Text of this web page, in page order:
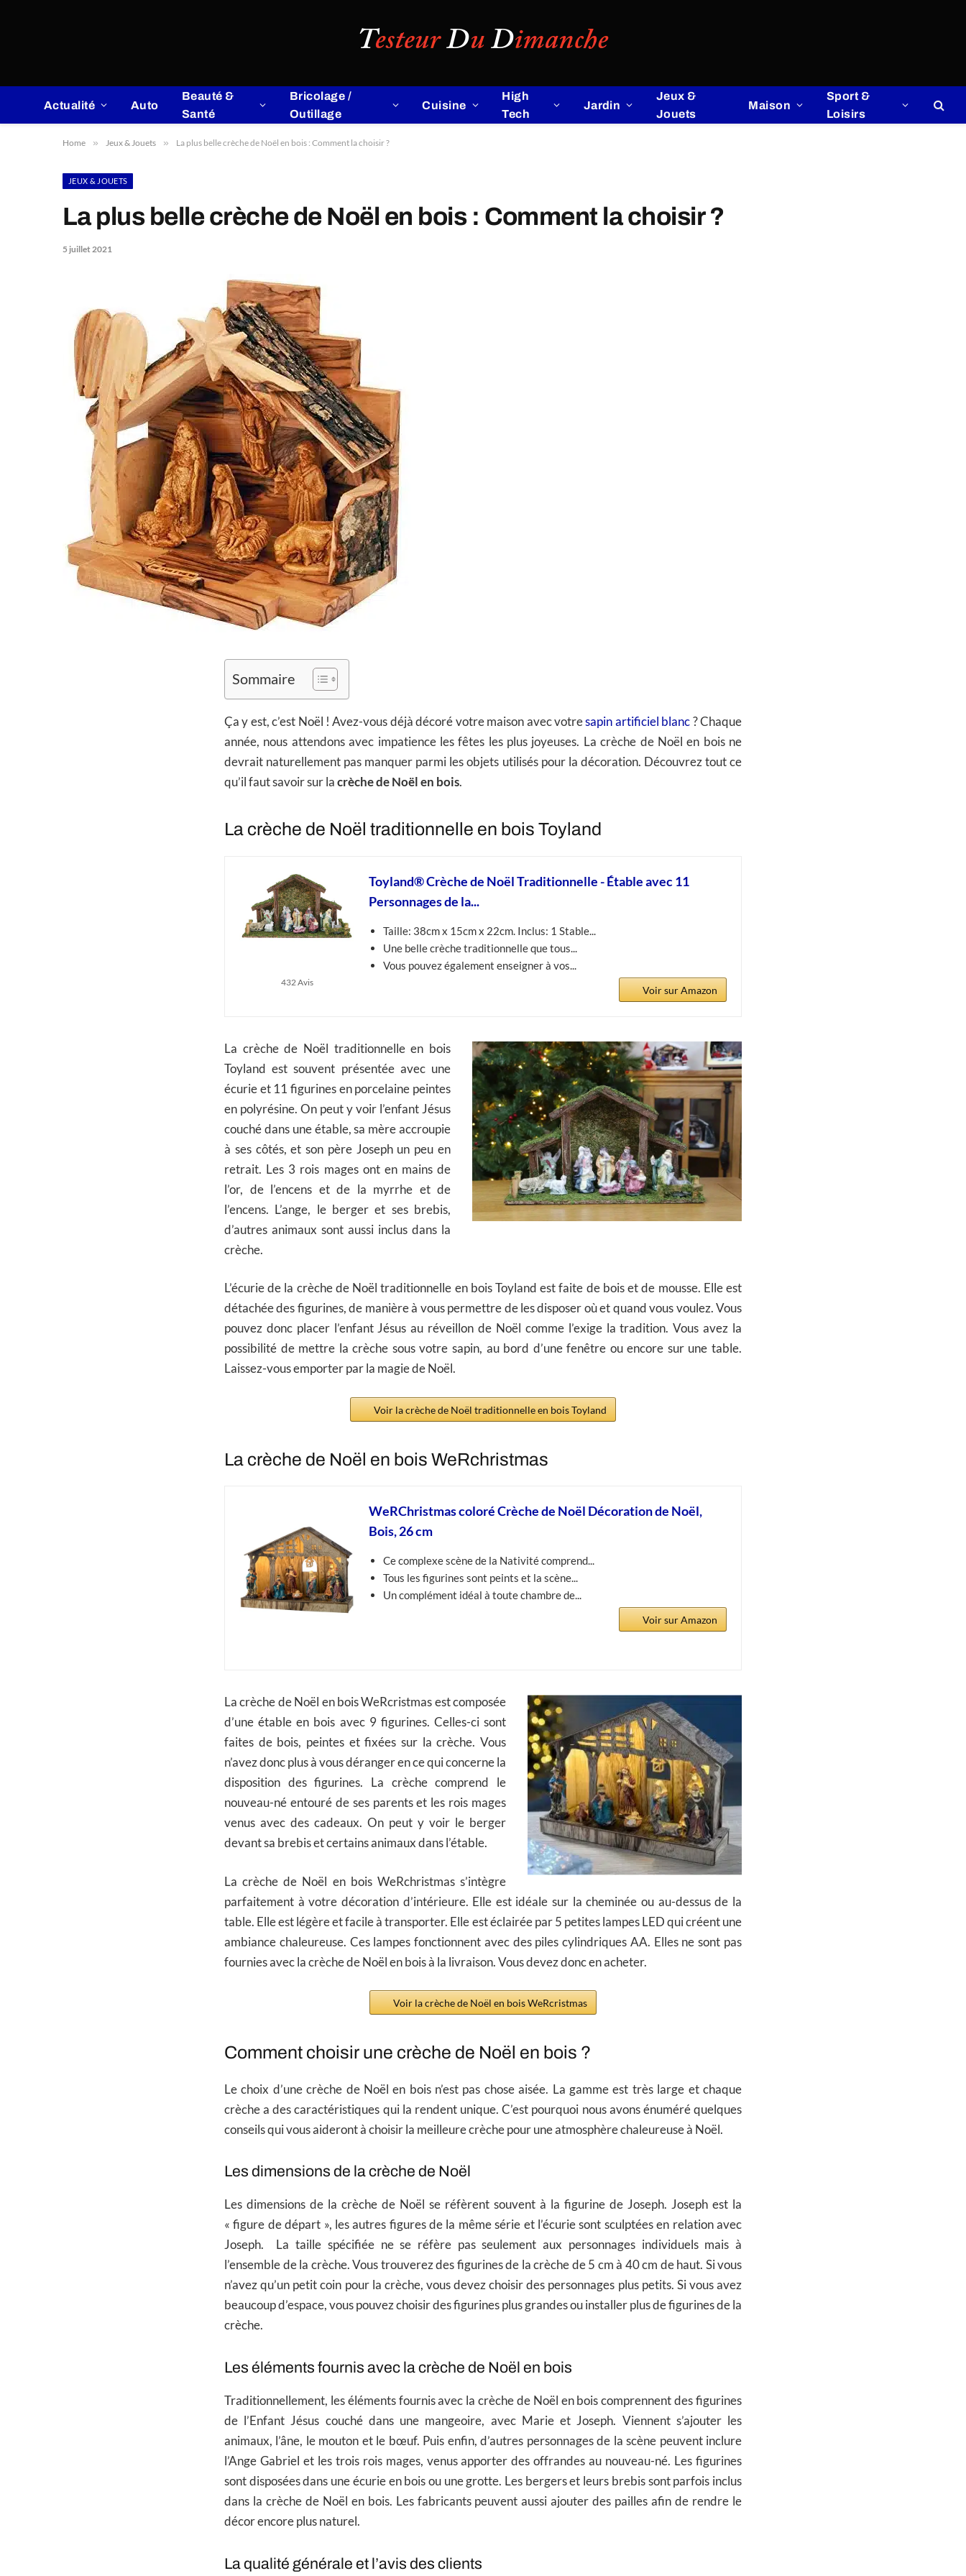
Actualité Auto
Beauté &
Santé
Bricolage /
Outillage
Cuisine
High
Tech
Jardin
Jeux &
Jouets
Maison
Sport &
Loisirs
Home » Jeux & Jouets » La plus belle crèche de Noël en bois : Comment la choisir ?
JEUX & JOUETS
La plus belle crèche de Noël en bois : Comment la choisir ?
5 juillet 2021
Sommaire
Ça y est, c’est Noël ! Avez-vous déjà décoré votre maison avec votresapin artificiel blanc ? Chaque
année, nous attendons avec impatience les fêtes les plus joyeuses. La crèche de Noël en bois ne
devrait naturellement pas manquer parmi les objets utilisés pour la décoration. Découvrez tout ce
qu’il faut savoir sur la crèche de Noël en bois.
La crèche de Noël traditionnelle en bois Toyland
432 Avis
Toyland® Crèche de Noël Traditionnelle - Étable avec 11
Personnages de la...
Taille: 38cm x 15cm x 22cm. Inclus: 1 Stable...
Une belle crèche traditionnelle que tous...
Vous pouvez également enseigner à vos...
Voir sur Amazon
La crèche de Noël traditionnelle en bois
Toyland est souvent présentée avec une
écurie et 11 figurines en porcelaine peintes
en polyrésine. On peut y voir l’enfant Jésus
couché dans une étable, sa mère accroupie
à ses côtés, et son père Joseph un peu en
retrait. Les 3 rois mages ont en mains de
l’or, de l’encens et de la myrrhe et de
l’encens. L’ange, le berger et ses brebis,
d’autres animaux sont aussi inclus dans la
crèche.
L’écurie de la crèche de Noël traditionnelle en bois Toyland est faite de bois et de mousse. Elle est
détachée des figurines, de manière à vous permettre de les disposer où et quand vous voulez. Vous
pouvez donc placer l’enfant Jésus au réveillon de Noël comme l’exige la tradition. Vous avez la
possibilité de mettre la crèche sous votre sapin, au bord d’une fenêtre ou encore sur une table.
Laissez-vous emporter par la magie de Noël.
Voir la crèche de Noël traditionnelle en bois Toyland
La crèche de Noël en bois WeRchristmas
WeRChristmas coloré Crèche de Noël Décoration de Noël,
Bois, 26 cm
Ce complexe scène de la Nativité comprend...
Tous les figurines sont peints et la scène...
Un complément idéal à toute chambre de...
Voir sur Amazon
La crèche de Noël en bois WeRcristmas est composée
d’une étable en bois avec 9 figurines. Celles-ci sont
faites de bois, peintes et fixées sur la crèche. Vous
n’avez donc plus à vous déranger en ce qui concerne la
disposition des figurines. La crèche comprend le
nouveau-né entouré de ses parents et les rois mages
venus avec des cadeaux. On peut y voir le berger
devant sa brebis et certains animaux dans l’étable.
La crèche de Noël en bois WeRchristmas s’intègre
parfaitement à votre décoration d’intérieure. Elle est idéale sur la cheminée ou au-dessus de la
table. Elle est légère et facile à transporter. Elle est éclairée par 5 petites lampes LED qui créent une
ambiance chaleureuse. Ces lampes fonctionnent avec des piles cylindriques AA. Elles ne sont pas
fournies avec la crèche de Noël en bois à la livraison. Vous devez donc en acheter.
Voir la crèche de Noël en bois WeRcristmas
Comment choisir une crèche de Noël en bois ?
Le choix d’une crèche de Noël en bois n’est pas chose aisée. La gamme est très large et chaque
crèche a des caractéristiques qui la rendent unique. C’est pourquoi nous avons énuméré quelques
conseils qui vous aideront à choisir la meilleure crèche pour une atmosphère chaleureuse à Noël.
Les dimensions de la crèche de Noël
Les dimensions de la crèche de Noël se réfèrent souvent à la figurine de Joseph. Joseph est la
« figure de départ », les autres figures de la même série et l’écurie sont sculptées en relation avec
Joseph. La taille spécifiée ne se réfère pas seulement aux personnages individuels mais à
l’ensemble de la crèche. Vous trouverez des figurines de la crèche de 5 cm à 40 cm de haut. Si vous
n’avez qu’un petit coin pour la crèche, vous devez choisir des personnages plus petits. Si vous avez
beaucoup d’espace, vous pouvez choisir des figurines plus grandes ou installer plus de figurines de la
crèche.
Les éléments fournis avec la crèche de Noël en bois
Traditionnellement, les éléments fournis avec la crèche de Noël en bois comprennent des figurines
de l’Enfant Jésus couché dans une mangeoire, avec Marie et Joseph. Viennent s’ajouter les
animaux, l’âne, le mouton et le bœuf. Puis enfin, d’autres personnages de la scène peuvent inclure
l’Ange Gabriel et les trois rois mages, venus apporter des offrandes au nouveau-né. Les figurines
sont disposées dans une écurie en bois ou une grotte. Les bergers et leurs brebis sont parfois inclus
dans la crèche de Noël en bois. Les fabricants peuvent aussi ajouter des pailles afin de rendre le
décor encore plus naturel.
La qualité générale et l’avis des clients